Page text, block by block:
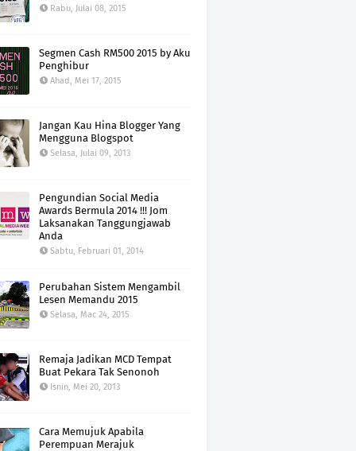
Rabu, Julai 08, 2015
Segmen Cash RM500 2015 by Aku
Penghibur
Ahad, Mei 17, 2015
Jangan Kau Hina Blogger Yang
Mengguna Blogspot
Selasa, Julai 09, 2013
Pengundian Social Media
Awards Bermula 2014 !!! Jom
Laksanakan Tanggungjawab
Anda
Sabtu, Februari 01, 2014
Perubahan Sistem Mengambil
Lesen Memandu 2015
Selasa, Mac 24, 2015
Remaja Jadikan MCD Tempat
Buat Pekara Tak Senonoh
Isnin, Mei 20, 2013
Cara Memujuk Apabila
Perempuan Merajuk